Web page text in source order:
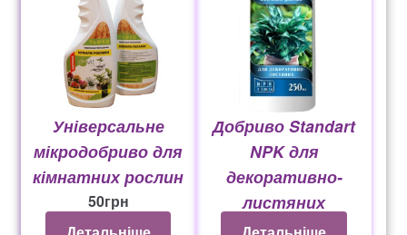
Універсальне
мікродобриво для
кімнатних рослин
50грн
Добриво Standart
NPK для
декоративно-
листяних
21грн